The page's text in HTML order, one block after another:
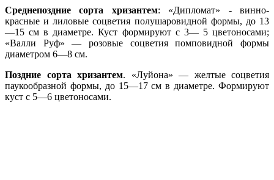
Среднепоздние сорта хризантем: «Дипломат» - винно-
красные и лиловые соцветия полушаровидной формы, до 13
—15 см в диаметре. Куст формируют с 3— 5 цветоносами;
«Валли Руф» — розовые соцветия помповидной формы
диаметром 6—8 см.
Поздние сорта хризантем. «Луйона» — желтые соцветия
паукообразной формы, до 15—17 см в диаметре. Формируют
куст с 5—6 цветоносами.